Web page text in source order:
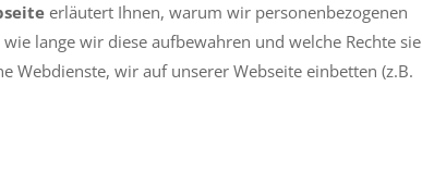
erläutert Ihnen, warum wir personenbezogenen
lange wir diese aufbewahren und welche Rechte sie
Webdienste, wir auf unserer Webseite einbetten (z.B.